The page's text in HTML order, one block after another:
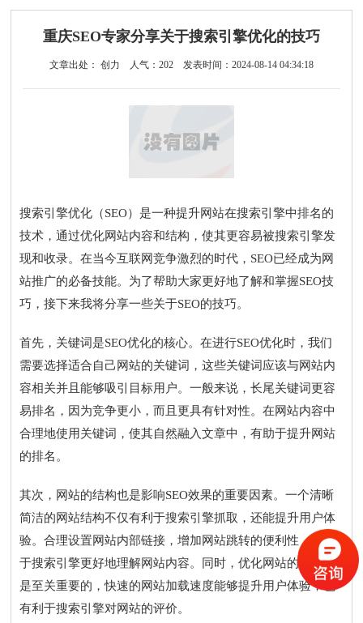
重庆SEO专家分享关于搜索引擎优化的技巧
文章出处： 创力 人气： 202 发表时间：2024-08-14 04:34:18
搜索引擎优化（SEO）是一种提升网站在搜索引擎中排名的
技术，通过优化网站内容和结构，使其更容易被搜索引擎发
现和收录。在当今互联网竞争激烈的时代，SEO已经成为网
站推广的必备技能。为了帮助大家更好地了解和掌握SEO技
巧，接下来我将分享一些关于SEO的技巧。
首先，关键词是SEO优化的核心。在进行SEO优化时，我们
需要选择适合自己网站的关键词，这些关键词应该与网站内
容相关并且能够吸引目标用户。一般来说，长尾关键词更容
易排名，因为竞争更小，而且更具有针对性。在网站内容中
合理地使用关键词，使其自然融入文章中，有助于提升网站
的排名。
其次，网站的结构也是影响SEO效果的重要因素。一个清晰
简洁的网站结构不仅有利于搜索引擎抓取，还能提升用户体
验。合理设置网站内部链接，增加网站跳转的便利性，有助
于搜索引擎更好地理解网站内容。同时，优化网站的速度也
是至关重要的，快速的网站加载速度能够提升用户体验，也
有利于搜索引擎对网站的评价。